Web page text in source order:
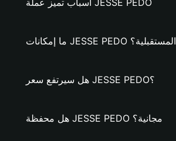
أسباب تميز عملة JESSE PEDO
ما إمكانات JESSE PEDO المستقبلية؟
هل سيرتفع سعر JESSE PEDO؟
هل محفظة JESSE PEDO مجانية؟